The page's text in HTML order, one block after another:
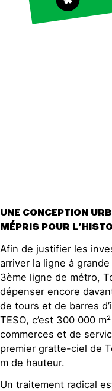
Télécharger
gratuitement les
UNE CONCEPTION
MÉPRIS POUR
Afin de justifier les
arriver la ligne à
3ème ligne de métro,
dépenser encore
de tours et de barres
TESO, c’est 300 000
commerces et de
premier gratte-ciel de
m de hauteur.
Un traitement radical